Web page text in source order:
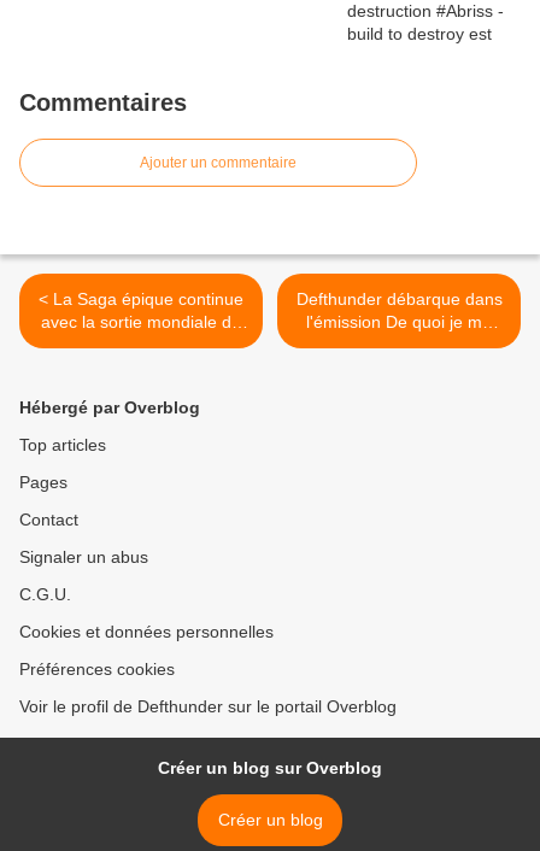
Commentaires
Ajouter un commentaire
< La Saga épique continue
avec la sortie mondiale de
The Banner Saga 2
Defthunder débarque dans
l'émission De quoi je me
mêle ! sur RTL-TVI >
Hébergé par Overblog
Top articles
Pages
Contact
Signaler un abus
C.G.U.
Cookies et données personnelles
Préférences cookies
Voir le profil de Defthunder sur le portail Overblog
Créer un blog sur Overblog
Créer un blog